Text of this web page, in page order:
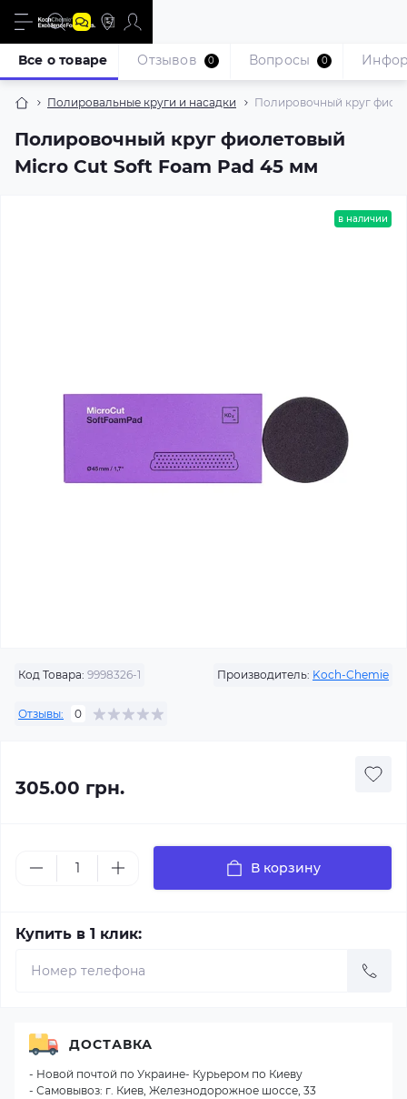
Полировальные круги и насадки Полировочный круг
Полировочный круг фиолетовый
Micro Cut Soft Foam Pad 45 мм
Все о товаре Отзывов 0 Вопросы 0
в наличии
Код Товара: 9998326-1 Производитель: Koch-Chemie
Отзывы: 0
305.00 грн.
В корзину
Купить в 1 клик:
ДОСТАВКА
- Новой почтой по Украине- Курьером по Киеву
- Самовывоз: г. Киев, Железнодорожное шоссе, 33